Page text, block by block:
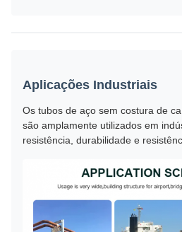
Aplicações Industriais
Os tubos de aço sem costura de
são amplamente utilizados em
resistência, durabilidade e